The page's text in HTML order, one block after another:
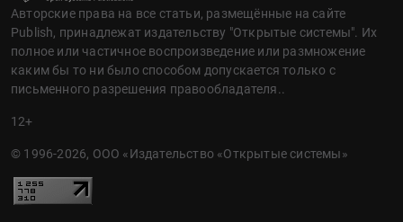
Авторские права на все статьи, размещённые на сайте
Publish, принадлежат издательству "Открытые системы". Их
полное или частичное воспроизведение или размножение
каким бы то ни было способом допускается только с
письменного разрешения правообладателя..
12+
© 1996-2026, ООО «Издательство «Открытые системы»